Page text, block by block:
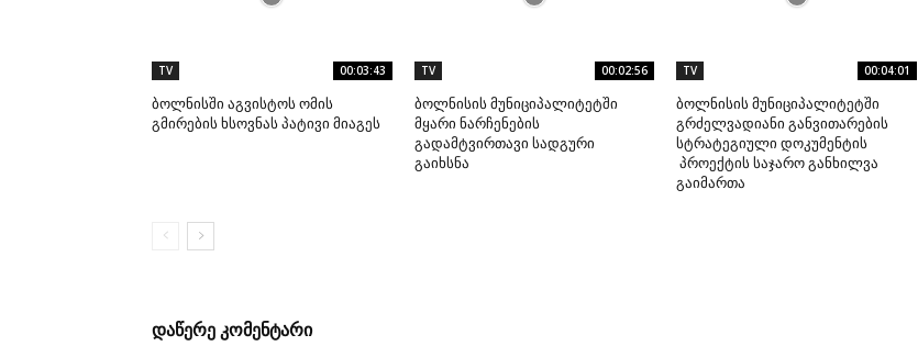
TV 00:03:43
ბოლნისში აგვისტოს ომის
გმირების ხსოვნას პატივი მიაგეს
TV 00:02:56
ბოლნისის მუნიციპალიტეტში
მყარი ნარჩენების
გადამტვირთავი სადგური
გაიხსნა
TV 00:04:01
ბოლნისის მუნიციპალიტეტში
გრძელვადიანი განვითარების
სტრატეგიული დოკუმენტის
პროექტის საჯარო განხილვა
გაიმართა
დაწერე კომენტარი